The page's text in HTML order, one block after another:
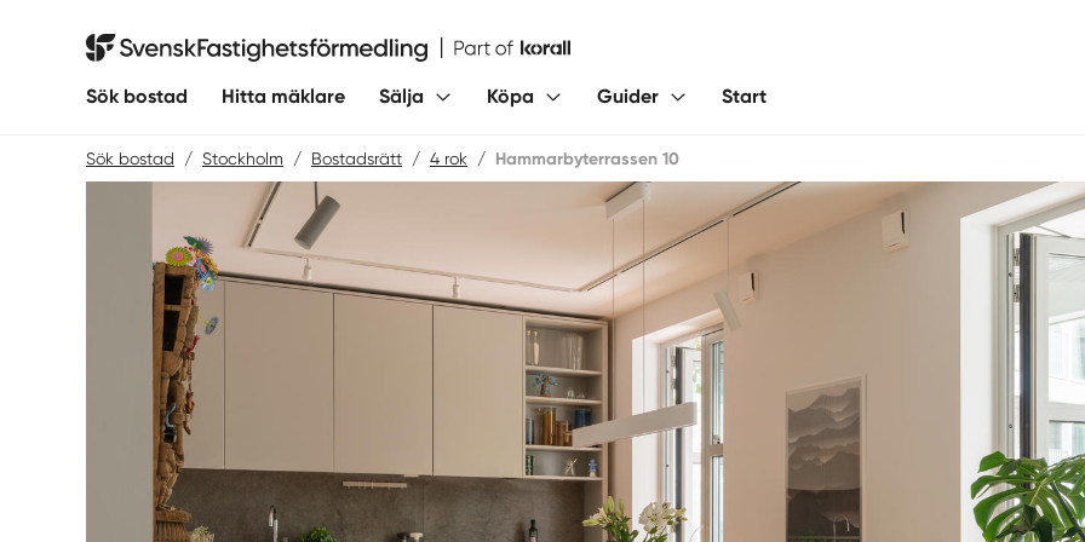
Svensk Fastighetsförmedling
Sök bostad Hitta mäklare Sälja Köpa Guider Start
Sök bostad / Stockholm / Bostadsrätt / 4 rok / Hammarbyterrassen 10